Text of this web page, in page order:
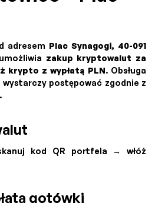
adresem Plac Synagogi, 40-091
zakup kryptowalut za
krypto z wypłatą PLN. Obsługa
postępować zgodnie z
kod QR portfela → włóż
gotówki